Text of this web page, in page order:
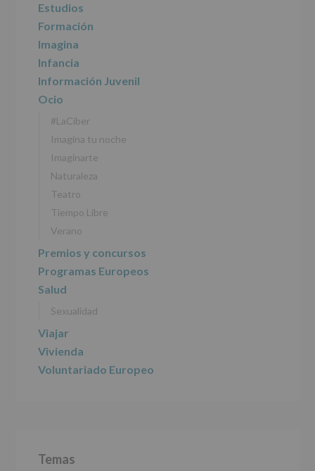
INFORMACIÓN
SOBRE
PROTECCIÓN
DE
DATOS
(REGLAMENTO
EUROPEO
2016/679
27
abril
de
2016)
AYUNTAMIENTO
DE
Finalidad
Información
actividades
y
programas
para
Legitimación
Consentimiento
interesado
se
Estudios
Formación
Imagina
Infancia
Información Juvenil
Ocio
#LaCiber
Imagina tu noche
Imaginarte
Naturaleza
Teatro
Tiempo Libre
Verano
Premios y concursos
Programas Europeos
Salud
Sexualidad
Viajar
Vivienda
Voluntariado Europeo
Temas